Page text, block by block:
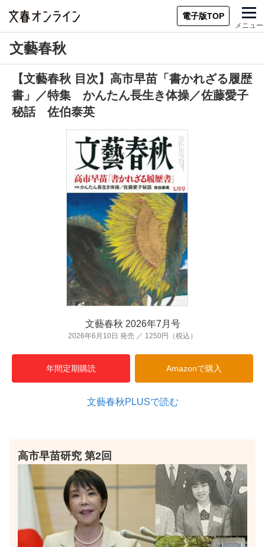
電子版TOP
メニュー
文藝春秋
【文藝春秋 目次】高市早苗「書かれざる履歴
書」／特集 かんたん長生き体操／佐藤愛子
秘話 佐伯泰英
文藝春秋 2026年7月号
2026年6月10日 発売 ／ 1250円（税込）
年間定期購読 Amazonで購入
文藝春秋PLUSで読む
高市早苗研究 第2回